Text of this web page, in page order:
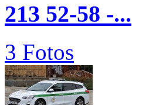
213 52-58 -...
3 Fotos